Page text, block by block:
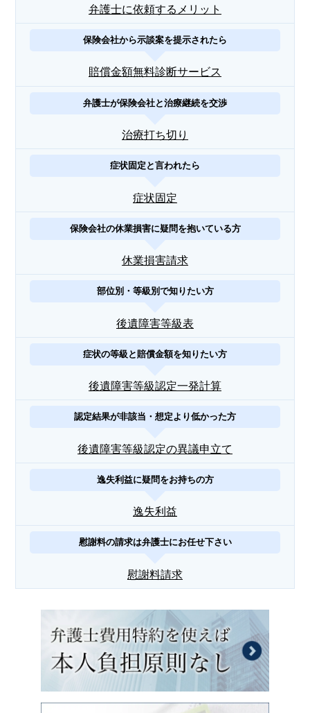
弁護士に依頼するメリット
保険会社から示談案を提示されたら
賠償金額無料診断サービス
弁護士が保険会社と治療継続を交渉
治療打ち切り
症状固定と言われたら
症状固定
保険会社の休業損害に疑問を抱いている方
休業損害請求
部位別・等級別で知りたい方
後遺障害等級表
症状の等級と賠償金額を知りたい方
後遺障害等級認定一発計算
認定結果が非該当・想定より低かった方
後遺障害等級認定の異議申立て
逸失利益に疑問をお持ちの方
逸失利益
慰謝料の請求は弁護士にお任せ下さい
慰謝料請求